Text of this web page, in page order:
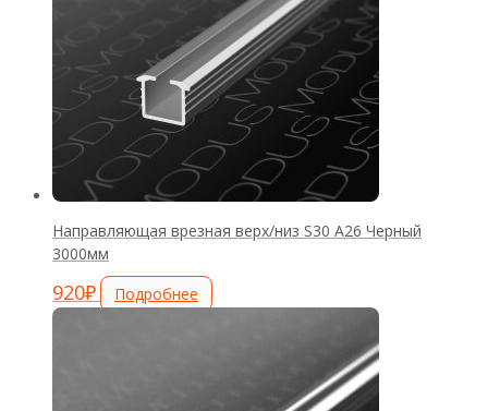
Направляющая врезная верх/низ S30 А26 Черный
3000мм
920₽ Подробнее